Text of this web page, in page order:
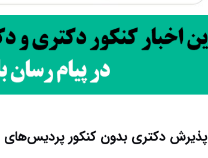
پذیرش دکتری بدون کنکور پردیس‌های